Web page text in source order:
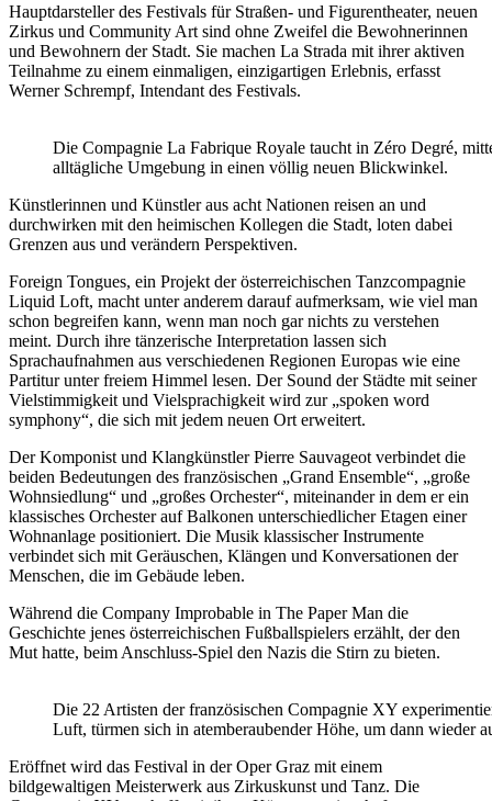
Hauptdarsteller des Festivals für Straßen- und Figurentheater, neuen
Zirkus und Community Art sind ohne Zweifel die Bewohnerinnen
und Bewohnern der Stadt. Sie machen La Strada mit ihrer aktiven
Teilnahme zu einem einmaligen, einzigartigen Erlebnis, erfasst
Werner Schrempf, Intendant des Festivals.
Die Compagnie La Fabrique Royale taucht in Zéro Degré,
alltägliche Umgebung in einen völlig neuen Blickwinkel.
Künstlerinnen und Künstler aus acht Nationen reisen an und
durchwirken mit den heimischen Kollegen die Stadt, loten dabei
Grenzen aus und verändern Perspektiven.
Foreign Tongues, ein Projekt der österreichischen Tanzcompagnie
Liquid Loft, macht unter anderem darauf aufmerksam, wie viel man
schon begreifen kann, wenn man noch gar nichts zu verstehen
meint. Durch ihre tänzerische Interpretation lassen sich
Sprachaufnahmen aus verschiedenen Regionen Europas wie eine
Partitur unter freiem Himmel lesen. Der Sound der Städte mit seiner
Vielstimmigkeit und Vielsprachigkeit wird zur „spoken word
symphony“, die sich mit jedem neuen Ort erweitert.
Der Komponist und Klangkünstler Pierre Sauvageot verbindet die
beiden Bedeutungen des französischen „Grand Ensemble“, „große
Wohnsiedlung“ und „großes Orchester“, miteinander in dem er ein
klassisches Orchester auf Balkonen unterschiedlicher Etagen einer
Wohnanlage positioniert. Die Musik klassischer Instrumente
verbindet sich mit Geräuschen, Klängen und Konversationen der
Menschen, die im Gebäude leben.
Während die Company Improbable in The Paper Man die
Geschichte jenes österreichischen Fußballspielers erzählt, der den
Mut hatte, beim Anschluss-Spiel den Nazis die Stirn zu bieten.
Die 22 Artisten der französischen Compagnie XY
Luft, türmen sich in atemberaubender Höhe, um dann wieder
Eröffnet wird das Festival in der Oper Graz mit einem
bildgewaltigen Meisterwerk aus Zirkuskunst und Tanz. Die